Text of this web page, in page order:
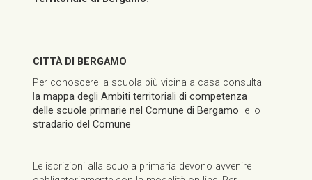
CITTÀ DI BERGAMO
Per conoscere la scuola più vicina a casa consulta
la mappa degli Ambiti territoriali di competenza
delle scuole primarie nel Comune di Bergamo e lo
stradario del Comune
Le iscrizioni alla scuola primaria devono avvenire